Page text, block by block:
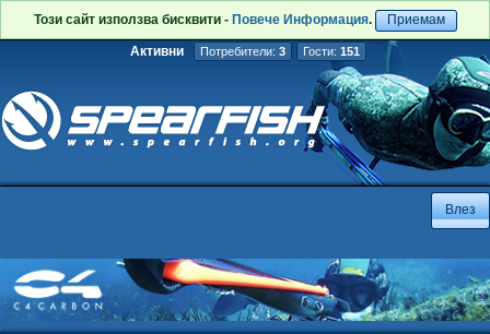
Този сайт използва бисквити - Повече Информация. Приемам
Активни Потребители: 3 Гости: 151